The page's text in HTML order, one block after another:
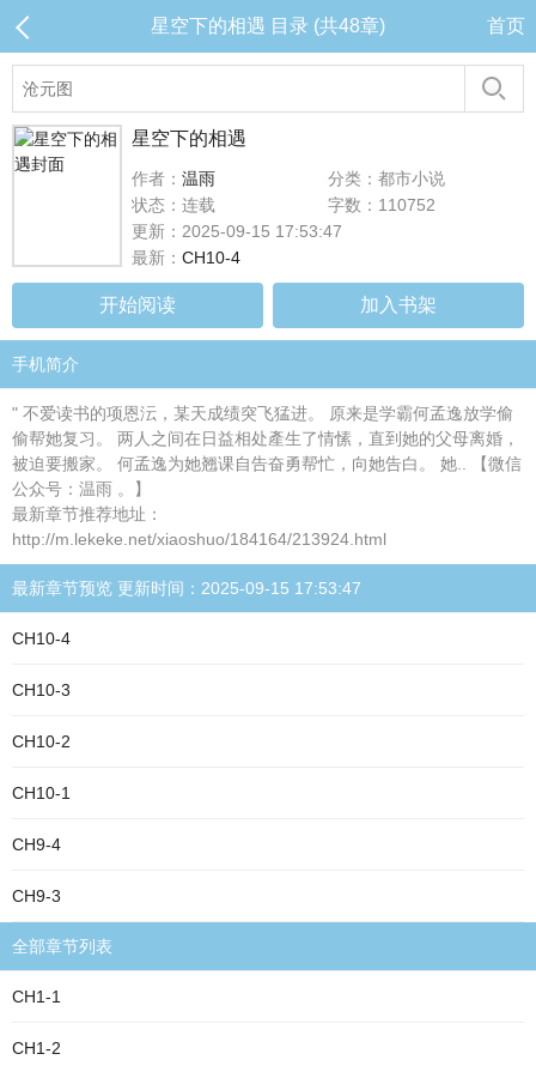
星空下的相遇 目录 (共48章) 首页
星空下的相遇
作者： 温雨
分类：都市小说
状态：连载
字数：110752
更新：2025-09-15 17:53:47
最新： CH10-4
开始阅读 加入书架
手机简介
" 不爱读书的项恩沄，某天成绩突飞猛进。 原来是学霸何孟逸放学偷
偷帮她复习。 两人之间在日益相处產生了情愫，直到她的父母离婚，
被迫要搬家。 何孟逸为她翘课自告奋勇帮忙，向她告白。 她.. 【微信
公众号：温雨 。】
最新章节推荐地址：
http://m.lekeke.net/xiaoshuo/184164/213924.html
最新章节预览 更新时间：2025-09-15 17:53:47
CH10-4
CH10-3
CH10-2
CH10-1
CH9-4
CH9-3
全部章节列表
CH1-1
CH1-2